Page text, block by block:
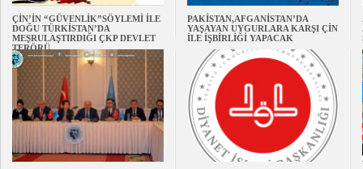
ÇİN’İN “GÜVENLİK”SÖYLEMİ İLE
DOĞU TÜRKİSTAN’DA
MEŞRULAŞTIRDIĞI ÇKP DEVLET
TERÖRÜ
PAKİSTAN,AFGANİSTAN’DA
YAŞAYAN UYGURLARA KARŞI ÇİN
İLE İŞBİRLİĞİ YAPACAK